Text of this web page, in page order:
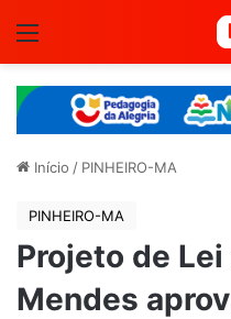
Início / PINHEIRO-MA
PINHEIRO-MA
Projeto de
Mendes